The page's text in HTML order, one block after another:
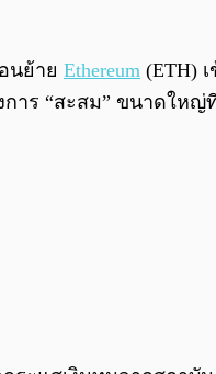
นย้าย Ethereum (ETH)
าร “สะสม” ขนาดใหญ่